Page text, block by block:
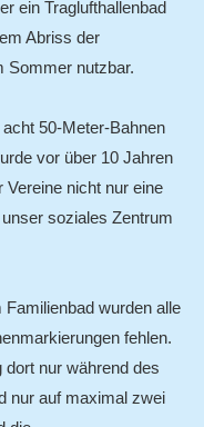
ein Traglufthallenbad
Abriss der
Sommer nutzbar.
50-Meter-Bahnen
vor über 10 Jahren
nicht nur eine
soziales Zentrum
wurden alle
fehlen.
nur während des
nur auf maximal zwei